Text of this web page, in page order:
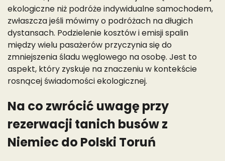
ekologiczne niż podróże indywidualne samochodem,
zwłaszcza jeśli mówimy o podróżach na długich
dystansach. Podzielenie kosztów i emisji spalin
między wielu pasażerów przyczynia się do
zmniejszenia śladu węglowego na osobę. Jest to
aspekt, który zyskuje na znaczeniu w kontekście
rosnącej świadomości ekologicznej.
Na co zwrócić uwagę przy
rezerwacji tanich busów z
Niemiec do Polski Toruń